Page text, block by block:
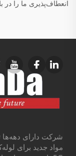
انعطاف‌پذیری ما را
شرکت دارای دهه‌ها